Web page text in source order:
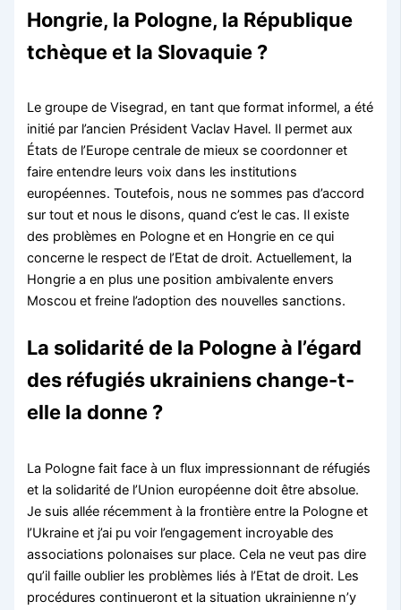
Hongrie, la Pologne, la République
tchèque et la Slovaquie ?
Le groupe de Visegrad, en tant que format informel, a été
initié par l’ancien Président Vaclav Havel. Il permet aux
États de l’Europe centrale de mieux se coordonner et
faire entendre leurs voix dans les institutions
européennes. Toutefois, nous ne sommes pas d’accord
sur tout et nous le disons, quand c’est le cas. Il existe
des problèmes en Pologne et en Hongrie en ce qui
concerne le respect de l’Etat de droit. Actuellement, la
Hongrie a en plus une position ambivalente envers
Moscou et freine l’adoption des nouvelles sanctions.
La solidarité de la Pologne à l’égard
des réfugiés ukrainiens change-t-
elle la donne ?
La Pologne fait face à un flux impressionnant de réfugiés
et la solidarité de l’Union européenne doit être absolue.
Je suis allée récemment à la frontière entre la Pologne et
l’Ukraine et j’ai pu voir l’engagement incroyable des
associations polonaises sur place. Cela ne veut pas dire
qu’il faille oublier les problèmes liés à l’Etat de droit. Les
procédures continueront et la situation ukrainienne n’y